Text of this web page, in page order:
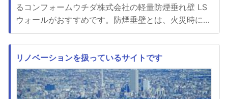
るコンフォームウチダ株式会社の軽量防煙垂れ壁 LS
ウォールがおすすめです。防煙垂壁とは、火災時に煙
の流動を防ぐために天井から50cm以上垂れ下げた壁
です。従来の垂壁のほとんどがガラスで出来ており、
過去の多くの震災で破損し脱落しました。そんな中、
LSウォールは最先端技術から生まれた防煙垂壁で
す。ガラス板ではなく特...
リノベーションを扱っているサイトです